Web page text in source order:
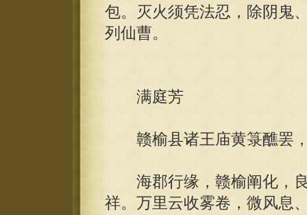
包。灭火须凭法忍，除阴鬼
列仙曹。
满庭芳
赣榆县诸王庙黄箓醮罢
海郡行缘，赣榆阐化，良
祥。万里云收雾卷，微风息